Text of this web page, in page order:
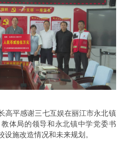
高平感谢三七互娱在丽江市永北镇
体局的领导和永北镇中学党委书
施改造情况和未来规划。